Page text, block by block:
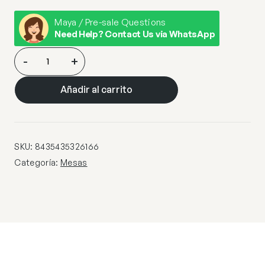
Maya / Pre-sale Questions
Need Help? Contact Us via WhatsApp
MESA
COM.EXTENS.
ACERO
·MIKA·
- +
Añadir al carrito
SKU: 8435435326166
Categoría: Mesas